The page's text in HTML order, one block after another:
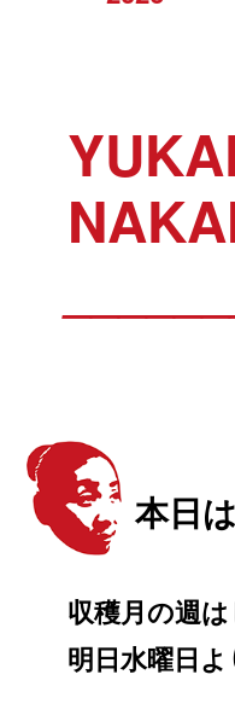
本日
収穫月の週
明日水曜日よ